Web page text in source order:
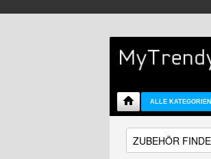
ALLE KATEGORIEN